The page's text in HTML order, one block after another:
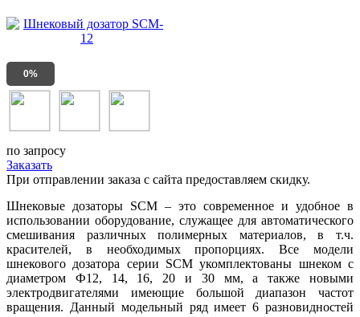
0%
по запросу
Заказать
При отправлении заказа с сайта предоставляем скидку.
Шнековые дозаторы SCM – это современное и удобное в
использовании оборудование, служащее для автоматического
смешивания различных полимерных материалов, в т.ч.
красителей, в необходимых пропорциях. Все модели
шнекового дозатора серии SCM укомплектованы шнеком с
диаметром Ф12, 14, 16, 20 и 30 мм, а также новыми
электродвигателями имеющие большой диапазон частот
вращения. Данный модельный ряд имеет 6 разновидностей